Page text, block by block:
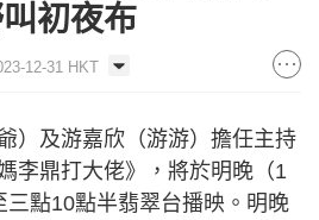
初夜布
12-31 HKT
）及游嘉欣（游游）擔任主持
李鼎打大佬》，將於明晚（1
三點10點半翡翠台播映。明晚